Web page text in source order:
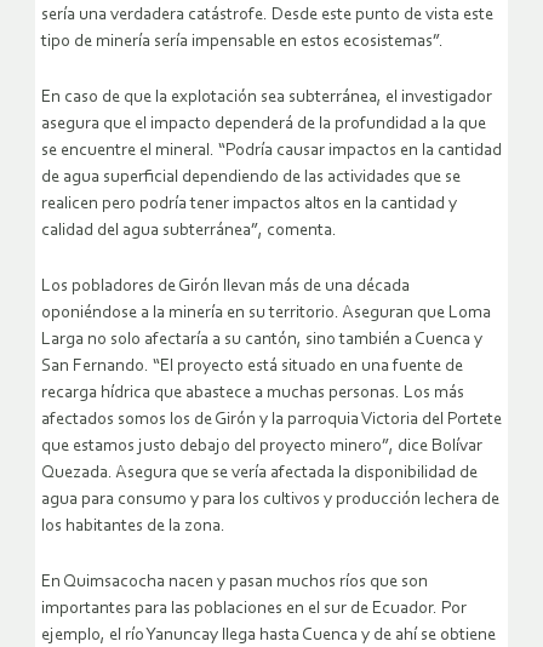
sería una verdadera catástrofe. Desde este punto de vista este
tipo de minería sería impensable en estos ecosistemas”.
En caso de que la explotación sea subterránea, el investigador
asegura que el impacto dependerá de la profundidad a la que
se encuentre el mineral. “Podría causar impactos en la cantidad
de agua superficial dependiendo de las actividades que se
realicen pero podría tener impactos altos en la cantidad y
calidad del agua subterránea”, comenta.
Los pobladores de Girón llevan más de una década
oponiéndose a la minería en su territorio. Aseguran que Loma
Larga no solo afectaría a su cantón, sino también a Cuenca y
San Fernando. “El proyecto está situado en una fuente de
recarga hídrica que abastece a muchas personas. Los más
afectados somos los de Girón y la parroquia Victoria del Portete
que estamos justo debajo del proyecto minero”, dice Bolívar
Quezada. Asegura que se vería afectada la disponibilidad de
agua para consumo y para los cultivos y producción lechera de
los habitantes de la zona.
En Quimsacocha nacen y pasan muchos ríos que son
importantes para las poblaciones en el sur de Ecuador. Por
ejemplo, el río Yanuncay llega hasta Cuenca y de ahí se obtiene